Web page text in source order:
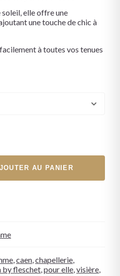
soleil, elle offre une
une touche de chic à
à toutes vos tenues
AU PANIER
caen chapellerie
by fleschet pour elle visière